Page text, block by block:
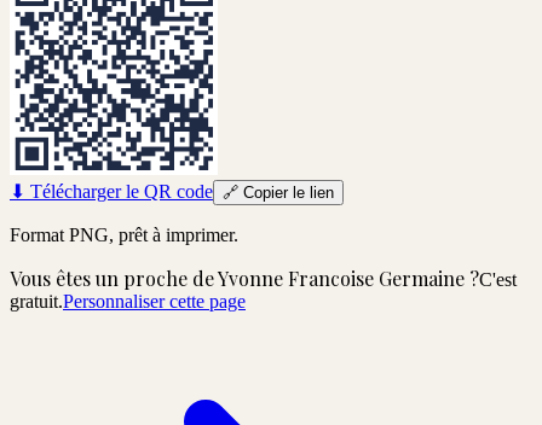
⬇ Télécharger le QR code 🔗 Copier le lien
Format PNG, prêt à imprimer.
Vous êtes un proche deYvonne Francoise Germaine ?C'est
gratuit.Personnaliser cette page